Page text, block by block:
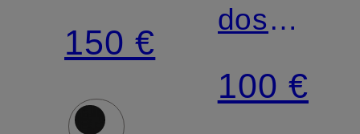
BASECAMP
FUSEBOX
S 30 l
150 €
dos
JESTER
PRO
100 €